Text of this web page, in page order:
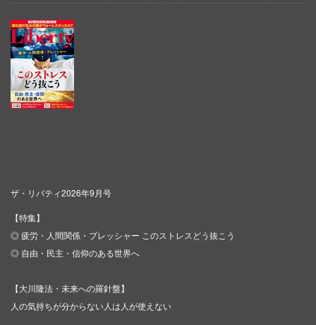
ザ・リバティ2026年9月号
【特集】
◎ 疲労・人間関係・プレッシャー このストレスどう抜こう
◎ 自由・民主・信仰のある世界へ
【大川隆法・未来への羅針盤】
人の気持ちが分からない人は人が使えない